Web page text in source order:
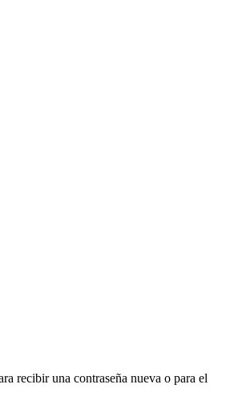
recibir una contraseña nueva o para el